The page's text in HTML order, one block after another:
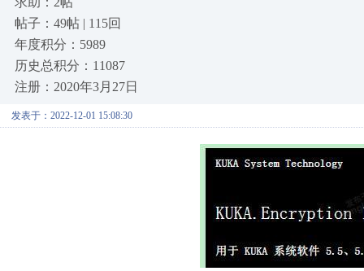
帖子：49帖 | 115回
年度积分：5989
历史总积分：11087
注册：2020年3月27日
发表于：2022-12-01 15:08:30